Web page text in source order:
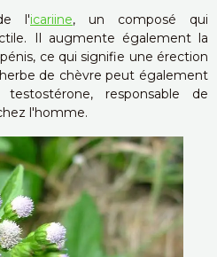
l'icariine, un composé qui
Il augmente également la
ce qui signifie une érection
de chèvre peut également
responsable de
l'homme.